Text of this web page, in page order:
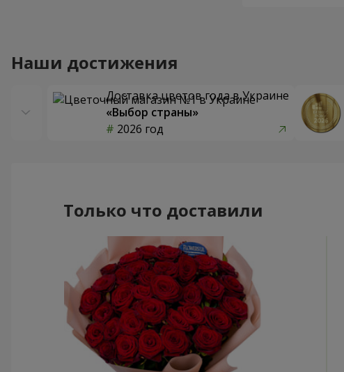
Наши достижения
Доставка цветов года в Украине
«Выбор страны»
2026 год
Только что доставили